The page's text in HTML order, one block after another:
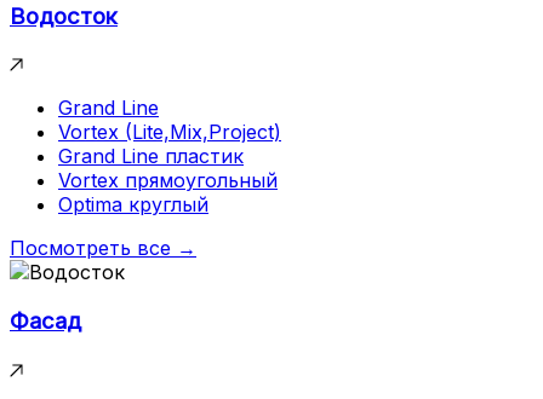
Водосток
Grand Line
Vortex (Lite,Mix,Project)
Grand Line пластик
Vortex прямоугольный
Optima круглый
Посмотреть все →
Фасад